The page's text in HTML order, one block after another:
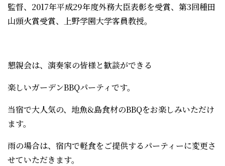
監督、2017年平成29年度外務大臣表彰を受賞、第3回種田
山頭火賞受賞、上野学園大学客員教授。
懇親会は、演奏家の皆様と歓談ができる
楽しいガーデンBBQパーティです。
当宿で大人気の、地魚&島食材のBBQをお楽しみいただけ
ます。
雨の場合は、宿内で軽食をご提供するパーティーに変更さ
せていただきます。